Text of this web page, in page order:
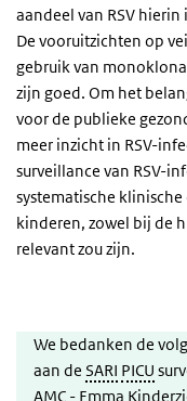
aandeel van RSV
De vooruitzichten op
gebruik van
zijn goed. Om het
voor de publieke
meer inzicht in RSV-
surveillance van RSV-
systematische
kinderen, zowel bij de
relevant zou zijn.
We bedanken de
aan de SARI PICU
AMC - Emma